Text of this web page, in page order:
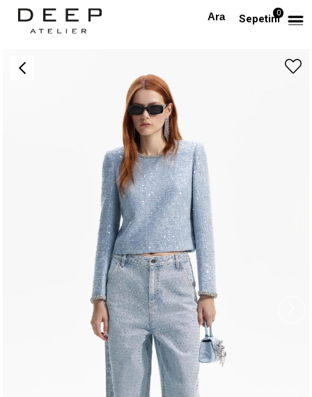
Sepetim0
Anasayfa ÜST GİYİM Yakası Kristal Taşlı Pullu Tasarım Tüvid Bluz